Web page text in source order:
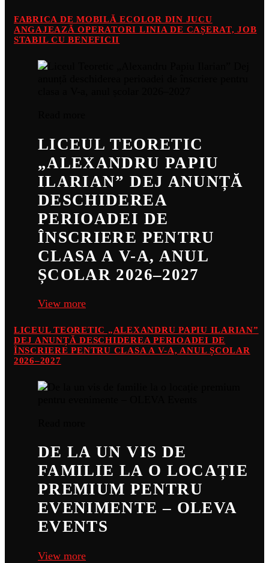
FABRICA DE MOBILĂ ECOLOR DIN JUCU
ANGAJEAZĂ OPERATORI LINIA DE CAȘERAT, JOB
STABIL CU BENEFICII
LICEUL TEORETIC
„ALEXANDRU PAPIU
ILARIAN” DEJ ANUNȚĂ
DESCHIDEREA
PERIOADEI DE
ÎNSCRIERE PENTRU
CLASA A V-A, ANUL
ȘCOLAR 2026–2027
View more
LICEUL TEORETIC „ALEXANDRU PAPIU ILARIAN”
DEJ ANUNȚĂ DESCHIDEREA PERIOADEI DE
ÎNSCRIERE PENTRU CLASA A V-A, ANUL ȘCOLAR
2026–2027
DE LA UN VIS DE
FAMILIE LA O LOCAȚIE
PREMIUM PENTRU
EVENIMENTE – OLEVA
EVENTS
View more